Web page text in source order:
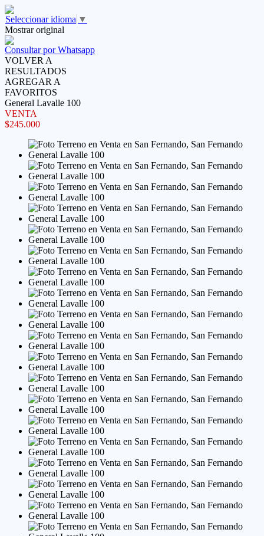
Seleccionar idioma ▼
Mostrar original
Consultar por Whatsapp
VOLVER A
RESULTADOS
AGREGAR A
FAVORITOS
General Lavalle 100
VENTA
$245.000